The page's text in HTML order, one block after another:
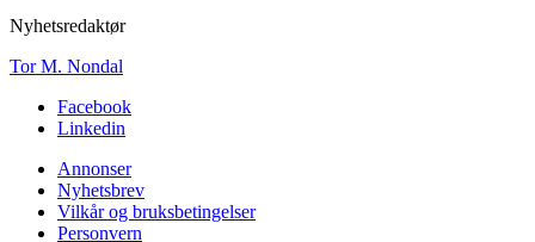
Nyhetsredaktør
Tor M. Nondal
Facebook
Linkedin
Annonser
Nyhetsbrev
Vilkår og bruksbetingelser
Personvern